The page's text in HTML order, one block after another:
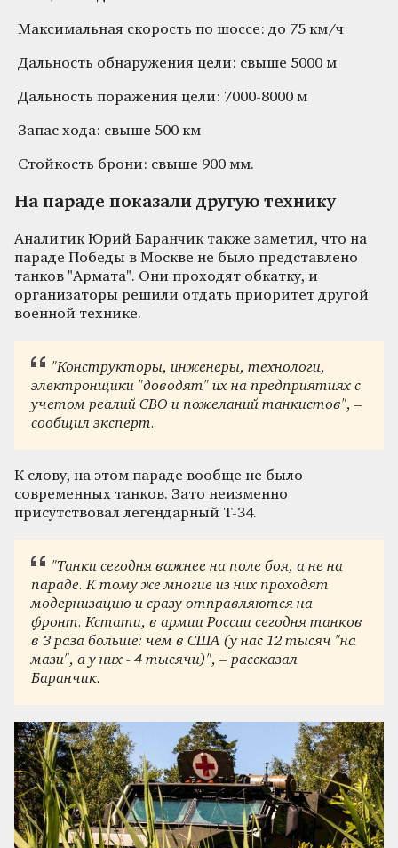
Максимальная скорость по шоссе: до 75 км/ч
Дальность обнаружения цели: свыше 5000 м
Дальность поражения цели: 7000-8000 м
Запас хода: свыше 500 км
Стойкость брони: свыше 900 мм.
На параде показали другую технику
Аналитик Юрий Баранчик также заметил, что на
параде Победы в Москве не было представлено
танков "Армата". Они проходят обкатку, и
организаторы решили отдать приоритет другой
военной технике.
"Конструкторы, инженеры, технологи,
электронщики "доводят" их на предприятиях с
учетом реалий СВО и пожеланий танкистов", –
сообщил эксперт.
К слову, на этом параде вообще не было
современных танков. Зато неизменно
присутствовал легендарный Т-34.
"Танки сегодня важнее на поле боя, а не на
параде. К тому же многие из них проходят
модернизацию и сразу отправляются на
фронт. Кстати, в армии России сегодня танков
в 3 раза больше: чем в США (у нас 12 тысяч "на
мази", а у них - 4 тысячи)", – рассказал
Баранчик.